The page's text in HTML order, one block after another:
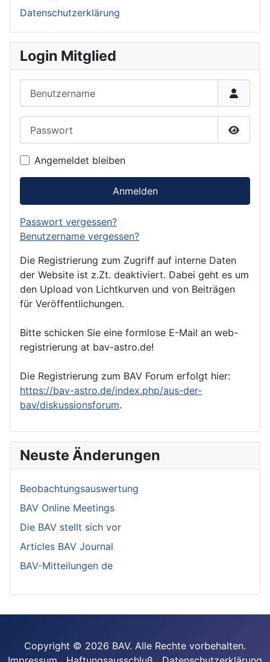
Datenschutzerklärung
Login Mitglied
Angemeldet bleiben
Anmelden
Passwort vergessen?
Benutzername vergessen?
Die Registrierung zum Zugriff auf interne Daten
der Website ist z.Zt. deaktiviert. Dabei geht es um
den Upload von Lichtkurven und von Beiträgen
für Veröffentlichungen.
Bitte schicken Sie eine formlose E-Mail an web-
registrierung at bav-astro.de!
Die Registrierung zum BAV Forum erfolgt hier:
https://bav-astro.de/index.php/aus-der-
bav/diskussionsforum.
Neuste Änderungen
Beobachtungsauswertung
BAV Online Meetings
Die BAV stellt sich vor
Articles BAV Journal
BAV-Mitteilungen de
Copyright © 2026 BAV. Alle Rechte vorbehalten.